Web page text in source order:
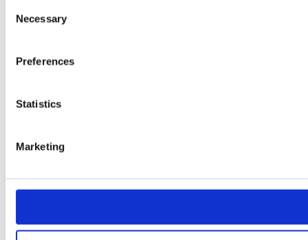
Selection
Necessary
Preferences
Statistics
Marketing